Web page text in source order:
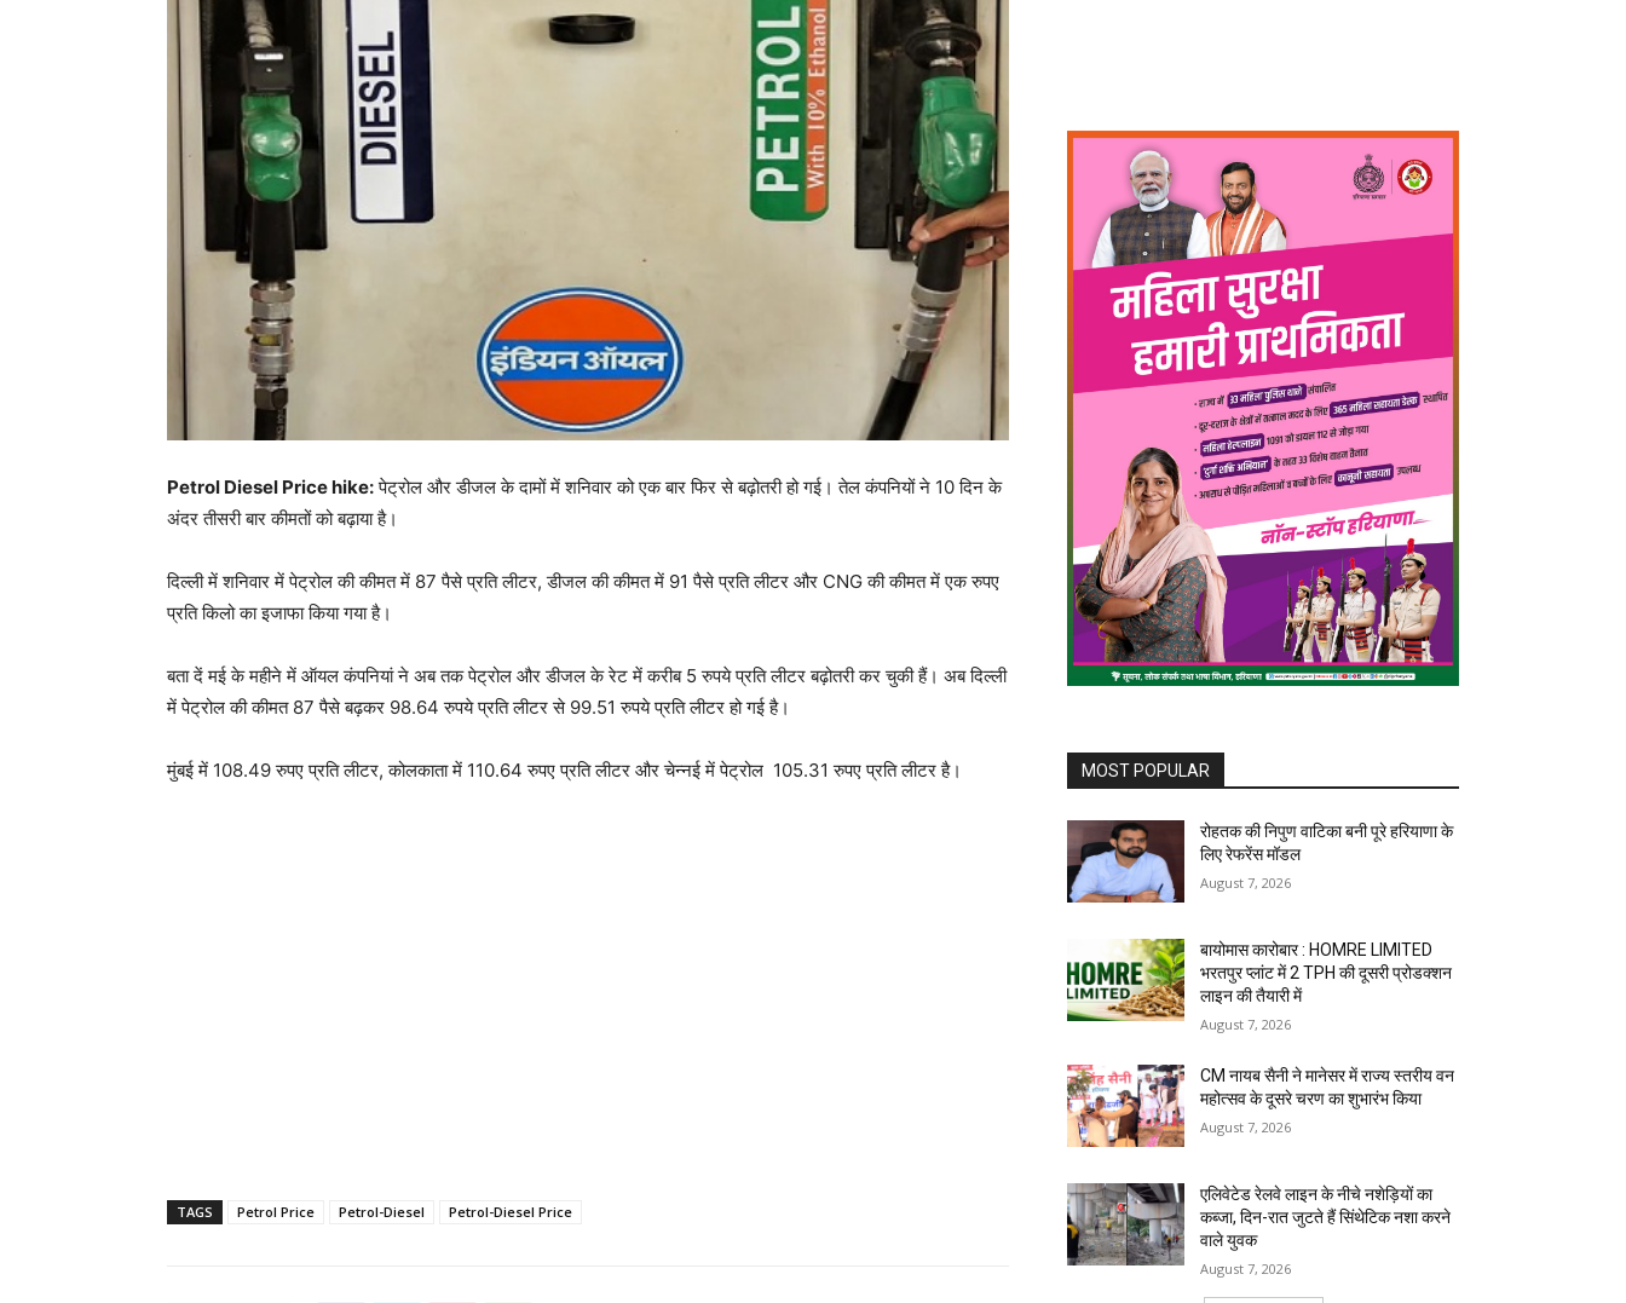
Petrol Diesel Price hike:पेट्रोल और डीजल के दामों में शनिवार को एक बार फिर से बढ़ोतरी हो गई। तेल कंपनियों ने 10 दिन के
अंदर तीसरी बार कीमतों को बढ़ाया है।
दिल्ली में शनिवार में पेट्रोल की कीमत में 87 पैसे प्रति लीटर, डीजल की कीमत में 91 पैसे प्रति लीटर और CNG की कीमत में एक रुपए
प्रति किलो का इजाफा किया गया है।
बता दें मई के महीने में ऑयल कंपनियां ने अब तक पेट्रोल और डीजल के रेट में करीब 5 रुपये प्रति लीटर बढ़ोतरी कर चुकी हैं। अब दिल्ली
में पेट्रोल की कीमत 87 पैसे बढ़कर 98.64 रुपये प्रति लीटर से 99.51 रुपये प्रति लीटर हो गई है।
मुंबई में 108.49 रुपए प्रति लीटर, कोलकाता में 110.64 रुपए प्रति लीटर और चेन्नई में पेट्रोल 105.31 रुपए प्रति लीटर है।
TAGS Petrol Price Petrol-Diesel Petrol-Diesel Price
MOST POPULAR
रोहतक की निपुण वाटिका बनी पूरे हरियाणा के
लिए रेफरेंस मॉडल
August 7, 2026
बायोमास कारोबार : HOMRE LIMITED
भरतपुर प्लांट में 2 TPH की दूसरी प्रोडक्शन
लाइन की तैयारी में
August 7, 2026
CM नायब सैनी ने मानेसर में राज्य स्तरीय वन
महोत्सव के दूसरे चरण का शुभारंभ किया
August 7, 2026
एलिवेटेड रेलवे लाइन के नीचे नशेड़ियों का
कब्जा, दिन-रात जुटते हैं सिंथेटिक नशा करने
वाले युवक
August 7, 2026